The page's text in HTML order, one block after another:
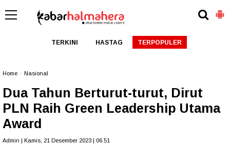
TERKINI HASTAG TERPOPULER
Home Nasional
Dua Tahun Berturut-turut, Dirut
PLN Raih Green Leadership Utama
Award
Admin | Kamis, 21 Desember 2023 | 06.51